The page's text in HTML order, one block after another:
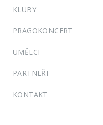
KLUBY
PRAGOKONCERT
UMĚLCI
PARTNEŘI
KONTAKT